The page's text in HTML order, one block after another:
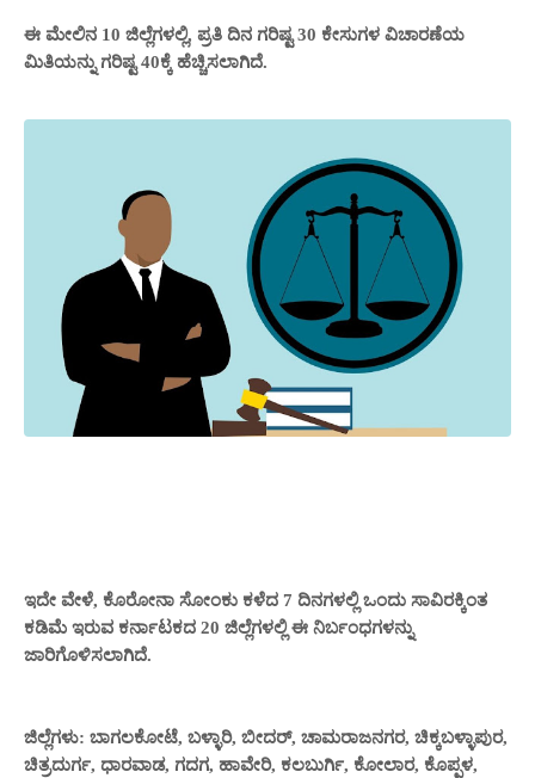
ಈ ಮೇಲಿನ 10 ಜಿಲ್ಲೆಗಳಲ್ಲಿ, ಪ್ರತಿ ದಿನ ಗರಿಷ್ಟ 30 ಕೇಸುಗಳ ವಿಚಾರಣೆಯ
ಮಿತಿಯನ್ನು ಗರಿಷ್ಟ 40ಕ್ಕೆ ಹೆಚ್ಚಿಸಲಾಗಿದೆ.
ಇದೇ ವೇಳೆ, ಕೊರೋನಾ ಸೋಂಕು ಕಳೆದ 7 ದಿನಗಳಲ್ಲಿ ಒಂದು ಸಾವಿರಕ್ಕಿಂತ
ಕಡಿಮೆ ಇರುವ ಕರ್ನಾಟಕದ 20 ಜಿಲ್ಲೆಗಳಲ್ಲಿ ಈ ನಿರ್ಬಂಧಗಳನ್ನು
ಜಾರಿಗೊಳಿಸಲಾಗಿದೆ.
ಜಿಲ್ಲೆಗಳು: ಬಾಗಲಕೋಟೆ, ಬಳ್ಳಾರಿ, ಬೀದರ್, ಚಾಮರಾಜನಗರ, ಚಿಕ್ಕಬಳ್ಳಾಪುರ,
ಚಿತ್ರದುರ್ಗ, ಧಾರವಾಡ, ಗದಗ, ಹಾವೇರಿ, ಕಲಬುರ್ಗಿ, ಕೋಲಾರ, ಕೊಪ್ಪಳ,